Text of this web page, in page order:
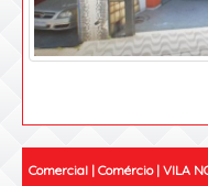
Comercial | Comércio | VILA